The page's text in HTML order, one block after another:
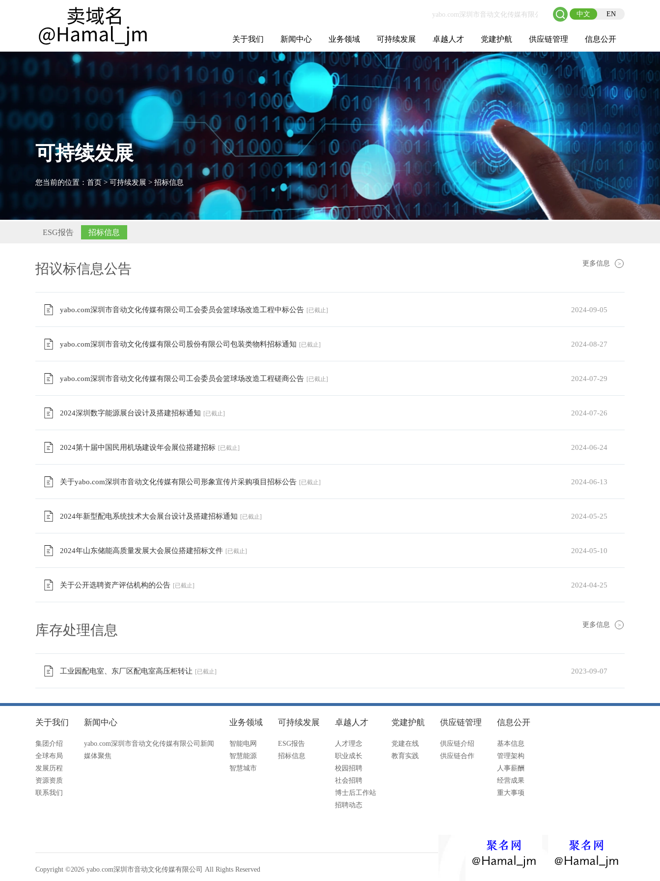
中文 EN
关于我们
集团介绍
全球布局
发展历程
资源资质
联系我们
新闻中心
yabo.com深圳市
音动文化传媒有
限公司新闻
媒体聚焦
业务领域
智能电网
智慧能源
智慧城市
可持续发展
ESG报告
招标信息
卓越人才
人才理念
职业成长
校园招聘
社会招聘
博士后工作站
招聘动态
党建护航
党建在线
教育实践
供应链管理
供应链介绍
供应链合作
信息公开
基本信息
管理架构
人事薪酬
经营成果
重大事项
可持续发展
您当前的位置： 首页>可持续发展 > 招标信息
ESG报告 招标信息
招议标信息公告 更多信息 >
yabo.com深圳市音动文化传媒有限公司工会委员会篮球场改造工程中标公告 [已截止] 2024-09-05
yabo.com深圳市音动文化传媒有限公司股份有限公司包装类物料招标通知 [已截止] 2024-08-27
yabo.com深圳市音动文化传媒有限公司工会委员会篮球场改造工程磋商公告 [已截止] 2024-07-29
2024深圳数字能源展台设计及搭建招标通知 [已截止] 2024-07-26
2024第十届中国民用机场建设年会展位搭建招标 [已截止] 2024-06-24
关于yabo.com深圳市音动文化传媒有限公司形象宣传片采购项目招标公告 [已截止] 2024-06-13
2024年新型配电系统技术大会展台设计及搭建招标通知 [已截止] 2024-05-25
2024年山东储能高质量发展大会展位搭建招标文件 [已截止] 2024-05-10
关于公开选聘资产评估机构的公告 [已截止] 2024-04-25
库存处理信息 更多信息 >
工业园配电室、东厂区配电室高压柜转让 [已截止] 2023-09-07
关于我们
集团介绍
全球布局
发展历程
资源资质
联系我们
新闻中心
yabo.com深圳市音动文化传媒有限公司新闻
媒体聚焦
业务领域
智能电网
智慧能源
智慧城市
可持续发展
ESG报告
招标信息
卓越人才
人才理念
职业成长
校园招聘
社会招聘
博士后工作站
招聘动态
党建护航
党建在线
教育实践
供应链管理
供应链介绍
供应链合作
信息公开
基本信息
管理架构
人事薪酬
经营成果
重大事项
Copyright ©2026 yabo.com深圳市音动文化传媒有限公司 All Rights Reserved